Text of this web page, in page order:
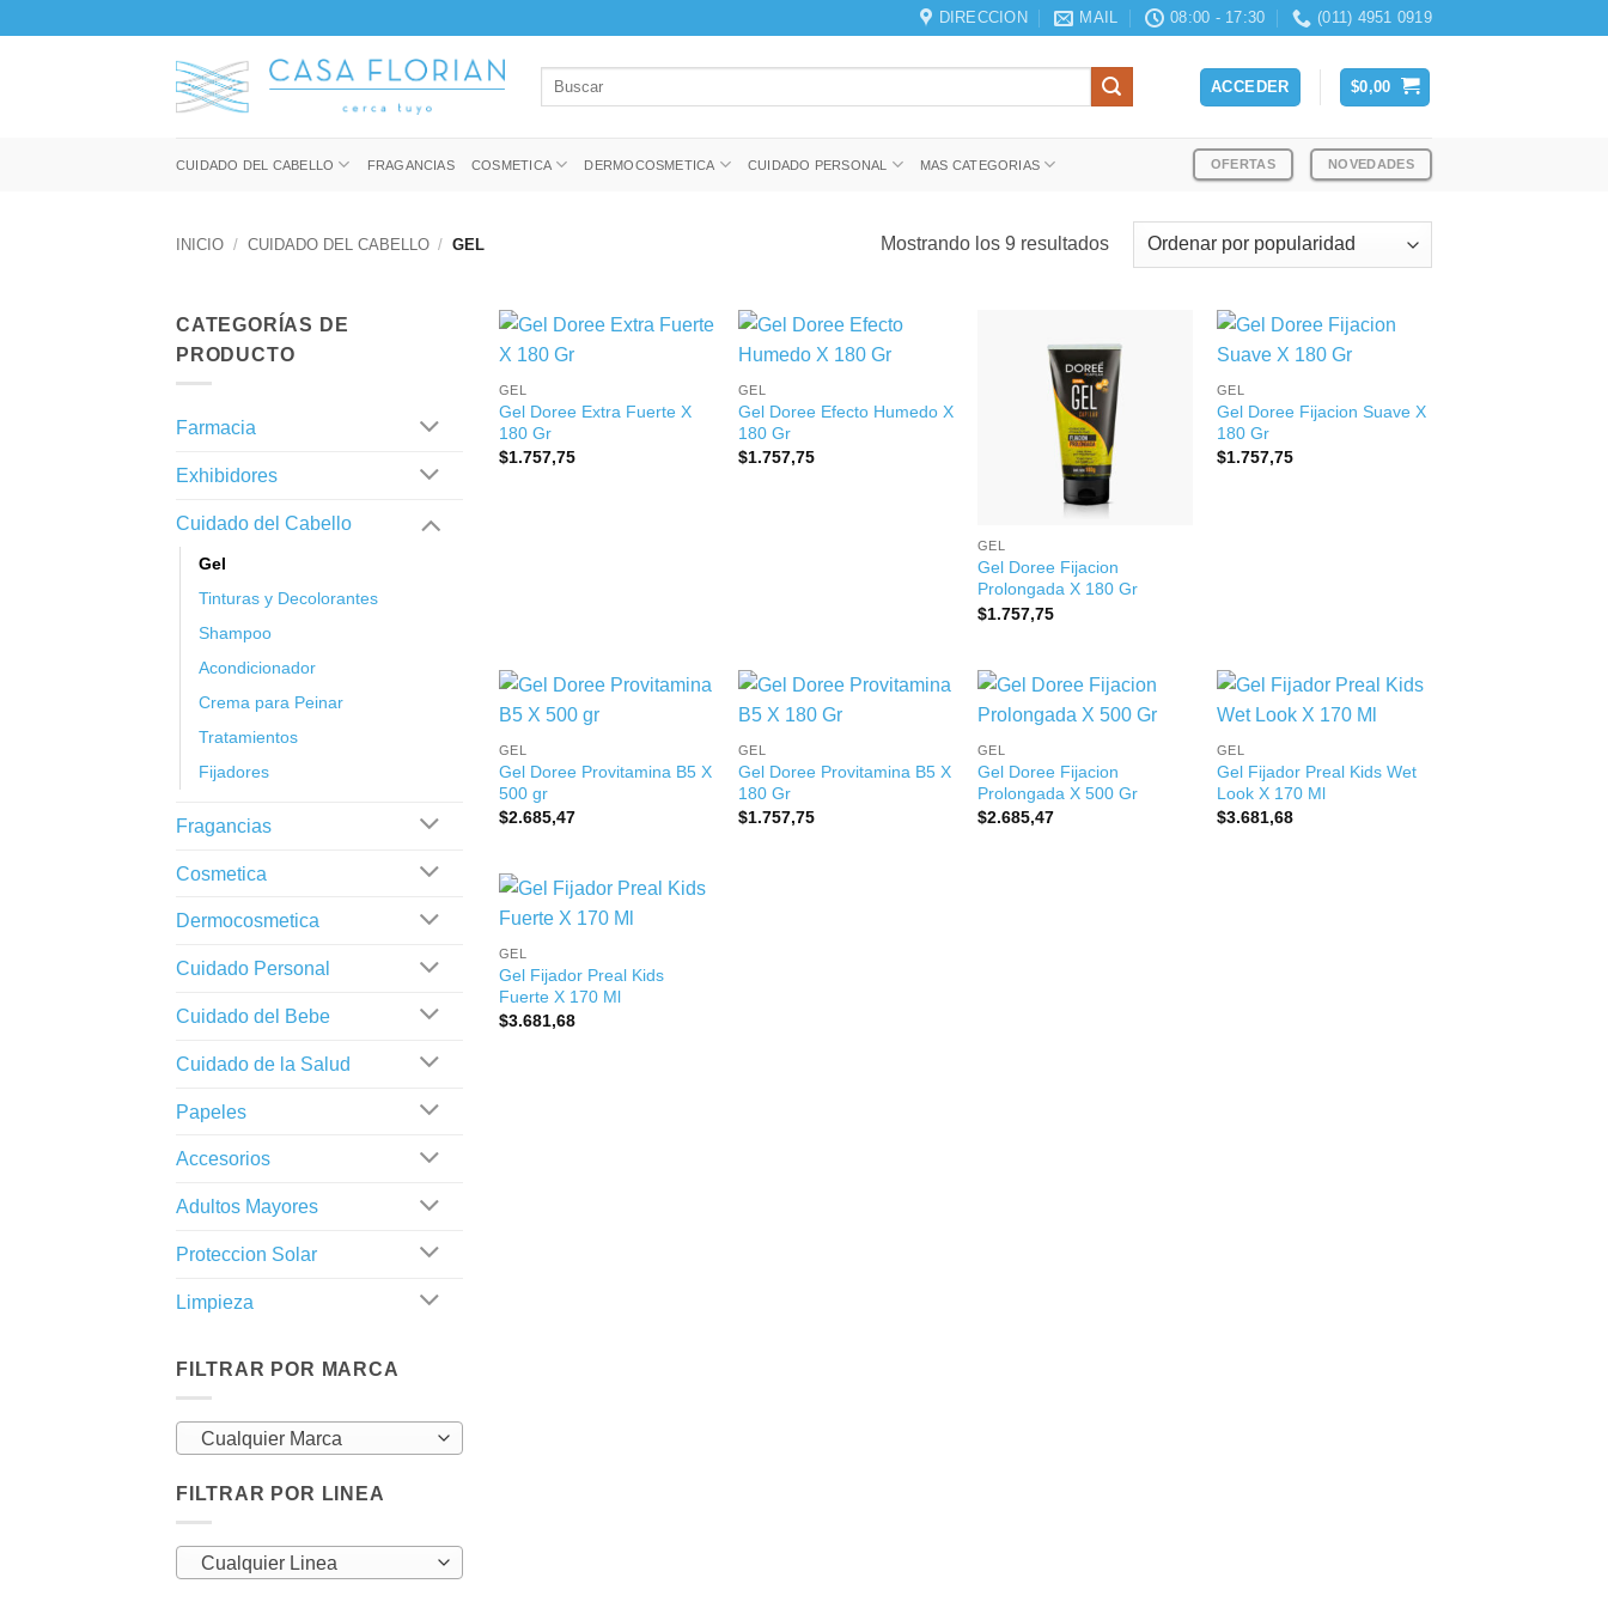
DIRECCION MAIL 08:00 - 17:30 (011) 4951 0919
Buscar
ACCEDER $0,00
CUIDADO DEL CABELLO FRAGANCIAS COSMETICA DERMOCOSMETICA CUIDADO PERSONAL MAS CATEGORIAS OFERTAS NOVEDADES
INICIO / CUIDADO DEL CABELLO / GEL Mostrando los 9 resultadosOrdenado
por
CATEGORÍAS DE
PRODUCTO
Farmacia
Exhibidores
Cuidado del Cabello
Gel
Tinturas y Decolorantes
Shampoo
Acondicionador
Crema para Peinar
Tratamientos
Fijadores
Fragancias
Cosmetica
Dermocosmetica
Cuidado Personal
Cuidado del Bebe
Cuidado de la Salud
Papeles
Accesorios
Adultos Mayores
Proteccion Solar
Limpieza
FILTRAR POR MARCA
Cualquier Marca
FILTRAR POR LINEA
Cualquier Linea
+
GEL
Gel Doree Extra Fuerte X
180 Gr
$1.757,75
GEL
Gel Doree Efecto Humedo X
180 Gr
$1.757,75
GEL
Gel Doree Fijacion
Prolongada X 180 Gr
$1.757,75
GEL
Gel Doree Fijacion Suave X
180 Gr
$1.757,75
+
GEL
Gel Doree Provitamina B5 X
500 gr
$2.685,47
+
GEL
Gel Doree Provitamina B5 X
180 Gr
$1.757,75
+
GEL
Gel Doree Fijacion
Prolongada X 500 Gr
$2.685,47
+
GEL
Gel Fijador Preal Kids Wet
Look X 170 Ml
$3.681,68
GEL
Gel Fijador Preal Kids
Fuerte X 170 Ml
$3.681,68